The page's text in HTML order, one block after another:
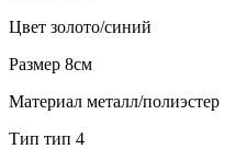
Цвет золото/синий
Размер 8см
Материал металл/полиэстер
Тип тип 4